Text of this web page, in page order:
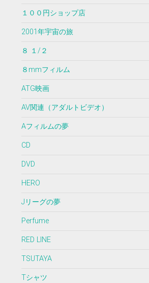
１００円ショップ店
2001年宇宙の旅
８ １/２
８mmフィルム
ATG映画
AV関連（アダルトビデオ）
Aフィルムの夢
CD
DVD
HERO
Jリーグの夢
Perfume
RED LINE
TSUTAYA
Tシャツ